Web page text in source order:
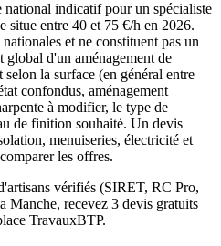
indicatif pour un spécialiste
situe entre 40 et 75 €/h en 2026.
et ne constituent pas un
d'un aménagement de
la surface (en général entre
confondus, aménagement
à modifier, le type de
de finition souhaité. Un devis
menuiseries, électricité et
les offres.
vérifiés (SIRET, RC Pro,
Manche, recevez 3 devis gratuits
TravauxBTP.